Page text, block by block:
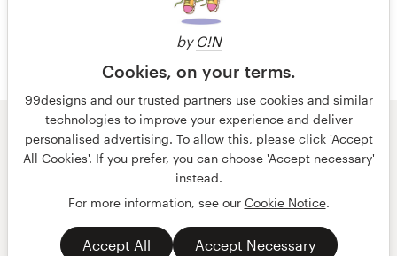
by C!N
Cookies, on your terms.
99designs and our trusted partners use cookies and similar
technologies to improve your experience and deliver
personalised advertising. To allow this, please click 'Accept
All Cookies'. If you prefer, you can choose 'Accept necessary'
instead.
For more information, see our Cookie Notice.
Accept All Accept Necessary
há 14 anos
Findingyourmate
Visualizar seu concurso de capa de
livro ou revista
© 99designs
por Vista
Termos e condições
Privacidade
Dados sobre a empresa
português English